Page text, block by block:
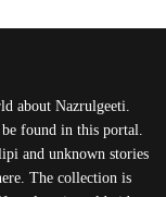
about Nazrulgeeti.
found in this portal.
and unknown stories
The collection is